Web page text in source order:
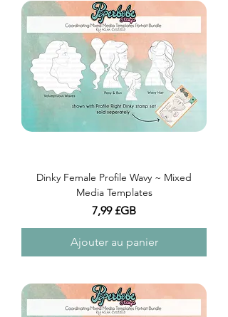
Dinky Female Profile Wavy ~ Mixed
Media Templates
Prix
7,99 £GB
Ajouter au panier